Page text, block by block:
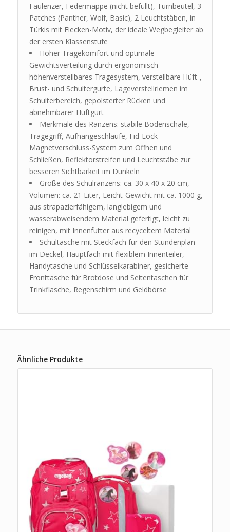
Faulenzer, Federmappe (nicht befüllt), Turnbeutel, 3
Patches (Panther, Wolf, Basic), 2 Leuchtstäben, in
Türkis mit Flecken-Motiv, der ideale Wegbegleiter ab
der ersten Klassenstufe
Hoher Tragekomfort und optimale
Gewichtsverteilung durch ergonomisch
höhenverstellbares Tragesystem, verstellbare Hüft-,
Brust- und Schultergurte, Lageverstellriemen im
Schulterbereich, gepolsterter Rücken und
abnehmbarer Hüftgurt
Merkmale des Ranzens: stabile Bodenschale,
Tragegriff, Aufhängeschlaufe, Fid-Lock
Magnetverschluss-System zum Öffnen und
Schließen, Reflektorstreifen und Leuchtstäbe zur
besseren Sichtbarkeit im Dunkeln
Größe des Schulranzens: ca. 30 x 40 x 20 cm,
Volumen: ca. 21 Liter, Leicht-Gewicht mit ca. 1000 g,
aus strapazierfähigem, langlebigem und
wasserabweisendem Material gefertigt, leicht zu
reinigen, mit Innenfutter aus recyceltem Material
Schultasche mit Steckfach für den Stundenplan
im Deckel, Hauptfach mit flexiblem Innenteiler,
Handytasche und Schlüsselkarabiner, gesicherte
Fronttasche für Brotdose und Seitentaschen für
Trinkflasche, Regenschirm und Geldbörse
Ähnliche Produkte